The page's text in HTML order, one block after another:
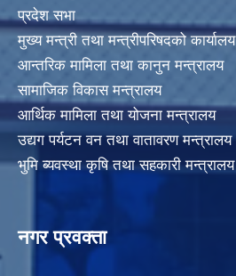
प्रदेश सभा
मुख्य मन्त्री तथा मन्त्रीपरिषदको कार्यालय
आन्तरिक मामिला तथा कानुन मन्त्रालय
सामाजिक विकास मन्त्रालय
आर्थिक मामिला तथा योजना मन्त्रालय
उद्यग पर्यटन वन तथा वातावरण मन्त्रालय
भुमि ब्यवस्था कृषि तथा सहकारी मन्त्रालय
नगर प्रवक्ता